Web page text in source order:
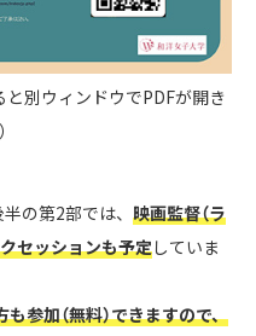
と別ウィンドウでPDFが開き
の第2部では、 映画監督（ラ
セッションも予定していま
も参加（無料）できますので、